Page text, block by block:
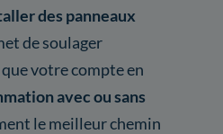
des panneaux
de soulager
votre compte en
avec ou sans
le meilleur chemin